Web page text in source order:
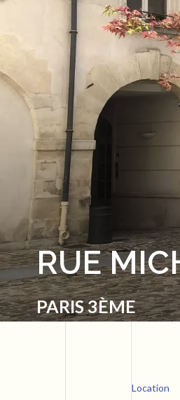
RUE
PARIS 3ÈME
Location